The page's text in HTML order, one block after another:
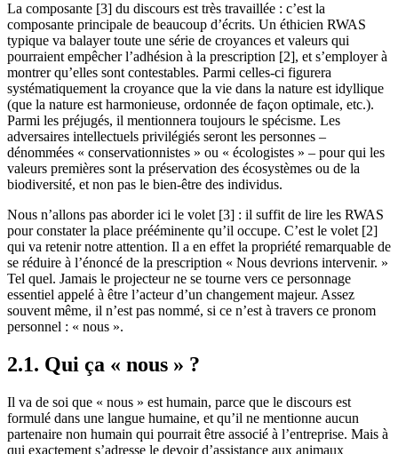
La composante [3] du discours est très travaillée : c’est la
composante principale de beaucoup d’écrits. Un éthicien RWAS
typique va balayer toute une série de croyances et valeurs qui
pourraient empêcher l’adhésion à la prescription [2], et s’employer à
montrer qu’elles sont contestables. Parmi celles-ci figurera
systématiquement la croyance que la vie dans la nature est idyllique
(que la nature est harmonieuse, ordonnée de façon optimale, etc.).
Parmi les préjugés, il mentionnera toujours le spécisme. Les
adversaires intellectuels privilégiés seront les personnes –
dénommées « conservationnistes » ou « écologistes » – pour qui les
valeurs premières sont la préservation des écosystèmes ou de la
biodiversité, et non pas le bien-être des individus.
Nous n’allons pas aborder ici le volet [3] : il suffit de lire les RWAS
pour constater la place prééminente qu’il occupe. C’est le volet [2]
qui va retenir notre attention. Il a en effet la propriété remarquable de
se réduire à l’énoncé de la prescription « Nous devrions intervenir. »
Tel quel. Jamais le projecteur ne se tourne vers ce personnage
essentiel appelé à être l’acteur d’un changement majeur. Assez
souvent même, il n’est pas nommé, si ce n’est à travers ce pronom
personnel : « nous ».
2.1. Qui ça « nous » ?
Il va de soi que « nous » est humain, parce que le discours est
formulé dans une langue humaine, et qu’il ne mentionne aucun
partenaire non humain qui pourrait être associé à l’entreprise. Mais à
qui exactement s’adresse le devoir d’assistance aux animaux